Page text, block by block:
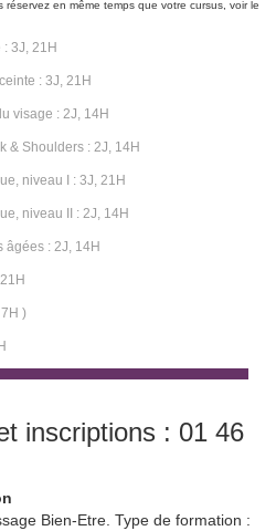
en même temps que votre cursus, voir le
3J, 21H
: 3J, 21H
visage : 2J, 14H
& Shoulders : 2J, 14H
niveau I : 3J, 21H
niveau II : 2J, 14H
âgées : 2J, 14H
)
inscriptions : 01 46
Bien-Etre. Type de formation :